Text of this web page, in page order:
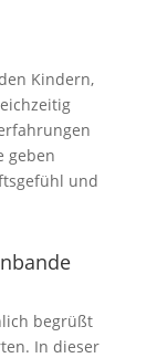
Kindern,
geben
und
begrüßt
In dieser